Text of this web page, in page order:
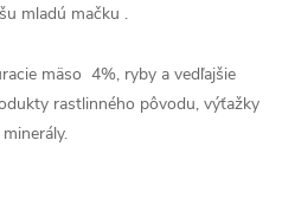
mladú mačku .
mäso 4%, ryby a vedľajšie
rastlinného pôvodu, výťažky